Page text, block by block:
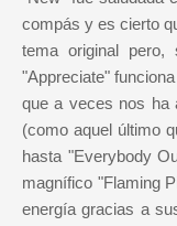
compás y es cierto
tema original
"Appreciate"
que a veces nos ha
(como aquel último
hasta "Everybody
magnífico "Flaming
energía gracias a